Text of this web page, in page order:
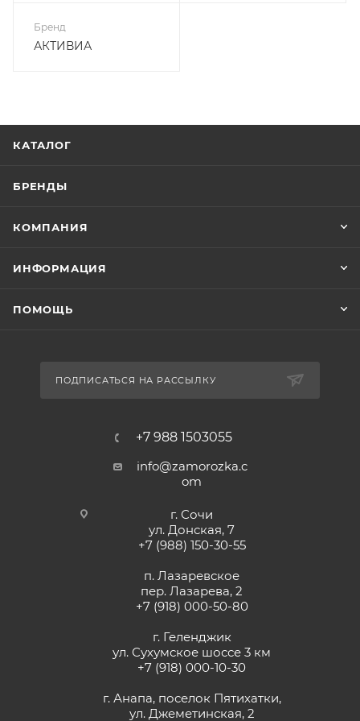
Бренд
АКТИВИА
КАТАЛОГ
БРЕНДЫ
КОМПАНИЯ
ИНФОРМАЦИЯ
ПОМОЩЬ
ПОДПИСАТЬСЯ НА РАССЫЛКУ
+7 988 1503055
info@zamorozka.c
om
г. Сочи
ул. Донская, 7
+7 (988) 150-30-55
п. Лазаревское
пер. Лазарева, 2
+7 (918) 000-50-80
г. Геленджик
ул. Сухумское шоссе 3 км
+7 (918) 000-10-30
г. Анапа, поселок Пятихатки,
ул. Джеметинская, 2